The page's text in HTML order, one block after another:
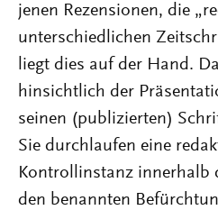
jenen Rezensionen, die
unterschiedlichen
liegt dies auf der Hand.
hinsichtlich der
seinen (publizierten)
Sie durchlaufen eine
Kontrollinstanz innerhalb
den benannten